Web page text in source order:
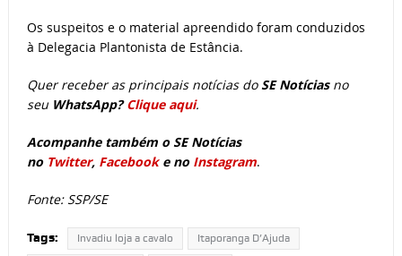
Os suspeitos e o material apreendido foram conduzidos
à Delegacia Plantonista de Estância.
Quer receber as principais notícias doSE Notíciasno
seu WhatsApp? Clique aqui.
Acompanhe também o SE Notícias
no Twitter, Facebooke no Instagram.
Fonte: SSP/SE
Tags: Invadiu loja a cavalo Itaporanga D’Ajuda